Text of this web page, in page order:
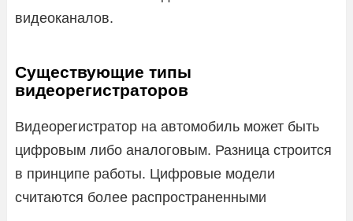
видеоканалов.
Существующие типы
видеорегистраторов
Видеорегистратор на автомобиль может быть
цифровым либо аналоговым. Разница строится
в принципе работы. Цифровые модели
считаются более распространенными